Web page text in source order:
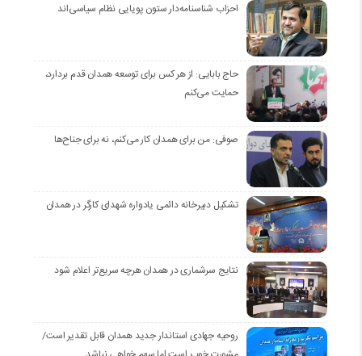
احزاب شناسنامه‌دار ستون پویایی نظام سیاسی‌اند
حاج بابایی: از هر کس برای توسعه همدان قدم بردارد،
حمایت می‌کنم
صوفی: من برای همدان کار می‌کنم، نه برای جناح‌ها
تشکیل دبیرخانه دائمی یادواره شهدای کارگر در همدان
نتایج سرشماری در همدان هرچه سریع‌تر اعلام شود
روحیه جهادی استاندار جدید همدان قابل تقدیر است/